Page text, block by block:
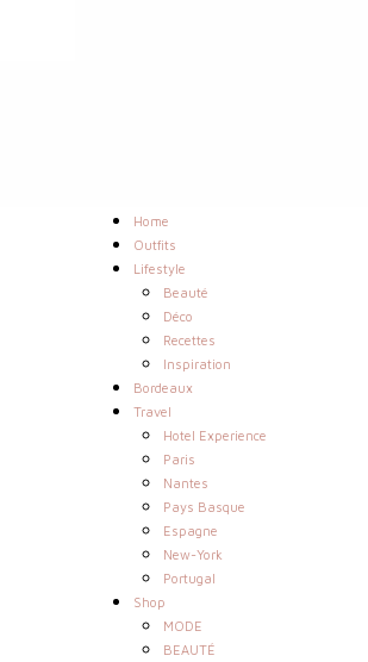
Home
Outfits
Lifestyle
Beauté
Déco
Recettes
Inspiration
Bordeaux
Travel
Hotel Experience
Paris
Nantes
Pays Basque
Espagne
New-York
Portugal
Shop
MODE
BEAUTÉ